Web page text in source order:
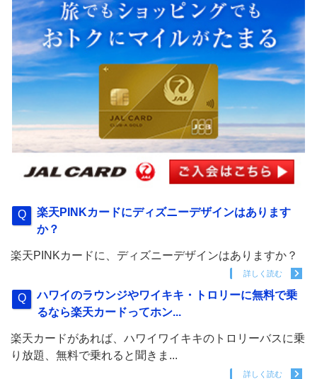
楽天PINKカードにディズニーデザインはあります
か？
楽天PINKカードに、ディズニーデザインはありますか？
詳しく読む
ハワイのラウンジやワイキキ・トロリーに無料で乗
るなら楽天カードってホン...
楽天カードがあれば、ハワイワイキキのトロリーバスに乗
り放題、無料で乗れると聞きま...
詳しく読む